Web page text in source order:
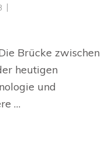
Brücke zwischen
heutigen
und
…